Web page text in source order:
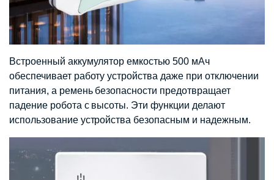
Встроенный аккумулятор емкостью 500 мАч
обеспечивает работу устройства даже при отключении
питания, а ремень безопасности предотвращает
падение робота с высоты. Эти функции делают
использование устройства безопасным и надежным.